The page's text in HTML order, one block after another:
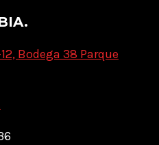
Bodega 38 Parque